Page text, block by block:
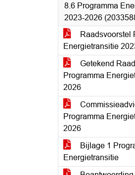
8.6 Programma
2023-2026
Raadsvoorstel
Energietransitie
Getekend
Programma
2026
Programma
2026
Bijlage 1
Energietransitie